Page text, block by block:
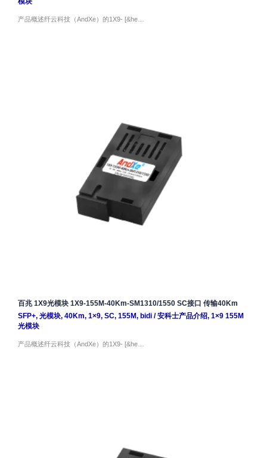
产品概述纤云科技（AndXe）的1X9- [&he…
百兆 1X9光模块 1X9-155M-40Km-SM1310/1550 SC接口 传输40Km
SFP+, 光模块, 40Km, 1×9, SC, 155M, bidi/安科士产品介绍, 1×9 155M
光模块
产品概述纤云科技（AndXe）的1X9- [&he…